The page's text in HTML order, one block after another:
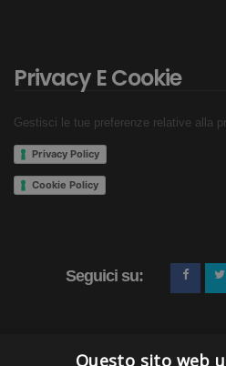
Privacy E Cookie
Gestisci le tue preferenze relative alla
Privacy Policy
Cookie Policy
Seguici su:
Questo sito web